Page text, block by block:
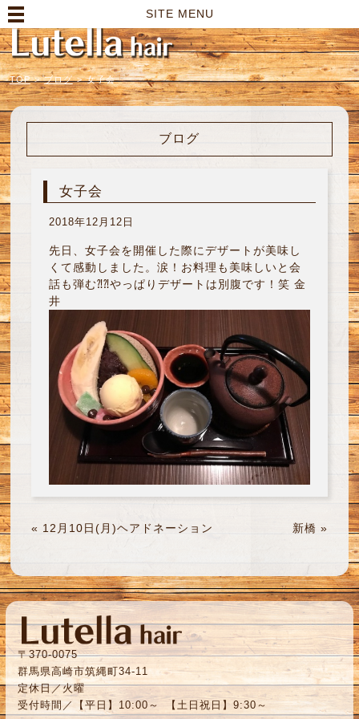
SITE MENU
TOP > ブログ > 女子会
ブログ
女子会
2018年12月12日
先日、女子会を開催した際にデザートが美味し
くて感動しました。涙！お料理も美味しいと会
話も弾む⁈⁈やっぱりデザートは別腹です！笑 金
井
« 12月10日(月)ヘアドネーション 新橋 »
〒370-0075
群馬県高崎市筑縄町34-11
定休日／火曜
受付時間／【平日】10:00～ 【土日祝日】9:30～